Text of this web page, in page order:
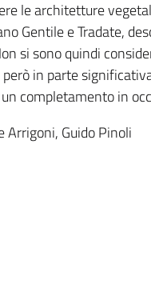
le architetture
Gentile e Tradate,
si sono quindi
in parte
completamento in
Arrigoni, Guido Pinoli